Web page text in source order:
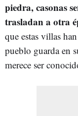
piedra, casonas
trasladan a otra
que estas villas
pueblo guarda en
merece ser